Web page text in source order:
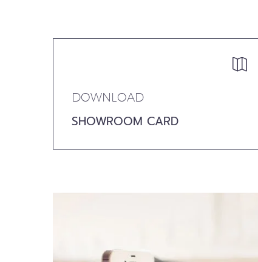


DOWNLOAD
SHOWROOM CARD